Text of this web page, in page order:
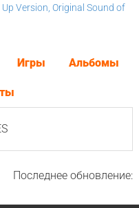
Up Version, Original Sound of
Игры Альбомы
Последнее обновление: